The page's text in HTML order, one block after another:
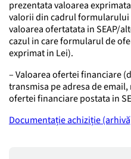
prezentata valoarea
valorii din cadrul
valoarea ofertatata in SEAP/
cazul in care formularul de
exprimat in Lei).
– Valoarea ofertei financiare
transmisa pe adresa de
ofertei financiare postata in
Documentație achiziție